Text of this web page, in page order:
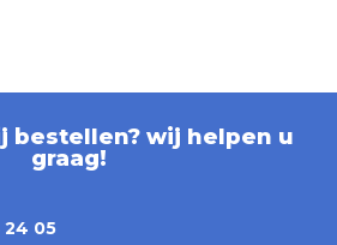
bestellen? wij helpen u
graag!
24 05